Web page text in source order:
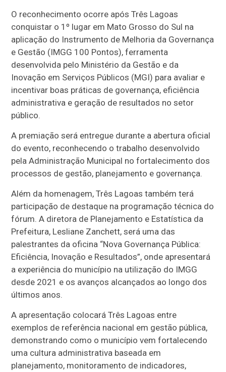
O reconhecimento ocorre após Três Lagoas
conquistar o 1º lugar em Mato Grosso do Sul na
aplicação do Instrumento de Melhoria da Governança
e Gestão (IMGG 100 Pontos), ferramenta
desenvolvida pelo Ministério da Gestão e da
Inovação em Serviços Públicos (MGI) para avaliar e
incentivar boas práticas de governança, eficiência
administrativa e geração de resultados no setor
público.
A premiação será entregue durante a abertura oficial
do evento, reconhecendo o trabalho desenvolvido
pela Administração Municipal no fortalecimento dos
processos de gestão, planejamento e governança.
Além da homenagem, Três Lagoas também terá
participação de destaque na programação técnica do
fórum. A diretora de Planejamento e Estatística da
Prefeitura, Lesliane Zanchett, será uma das
palestrantes da oficina “Nova Governança Pública:
Eficiência, Inovação e Resultados”, onde apresentará
a experiência do município na utilização do IMGG
desde 2021 e os avanços alcançados ao longo dos
últimos anos.
A apresentação colocará Três Lagoas entre
exemplos de referência nacional em gestão pública,
demonstrando como o município vem fortalecendo
uma cultura administrativa baseada em
planejamento, monitoramento de indicadores,